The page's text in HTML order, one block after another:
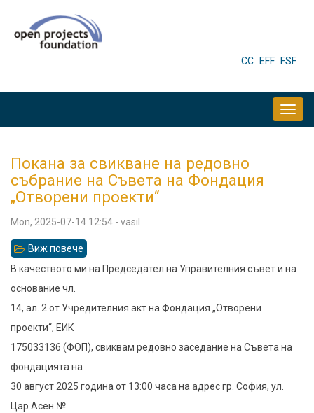
HEADER
CC EFF FSF
Покана за свикване на редовно
събрание на Съвета на Фондация
„Отворени проекти“
Mon, 2025-07-14 12:54 - vasil
Виж повече
Покана
свикване
редовно
на
В качеството ми на Председател на Управителния съвет и на
основание чл.
14, ал. 2 от Учредителния акт на Фондация „Отворени
проекти“, ЕИК
175033136 (ФОП), свиквам редовно заседание на Съвета на
фондацията на
30 август 2025 година от 13:00 часа на адрес гр. София, ул.
Цар Асен №